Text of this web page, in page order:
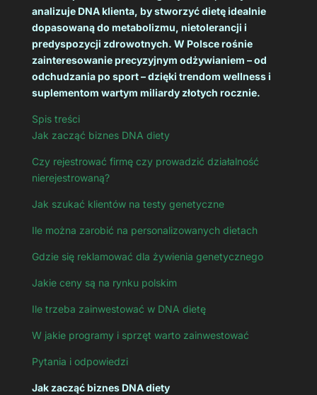
analizuje DNA klienta, by stworzyć dietę idealnie
dopasowaną do metabolizmu, nietolerancji i
predyspozycji zdrowotnych. W Polsce rośnie
zainteresowanie precyzyjnym odżywianiem – od
odchudzania po sport – dzięki trendom wellness i
suplementom wartym miliardy złotych rocznie.
Spis treści
Jak zacząć biznes DNA diety
Czy rejestrować firmę czy prowadzić działalność
nierejestrowaną?
Jak szukać klientów na testy genetyczne
Ile można zarobić na personalizowanych dietach
Gdzie się reklamować dla żywienia genetycznego
Jakie ceny są na rynku polskim
Ile trzeba zainwestować w DNA dietę
W jakie programy i sprzęt warto zainwestować
Pytania i odpowiedzi
Jak zacząć biznes DNA diety